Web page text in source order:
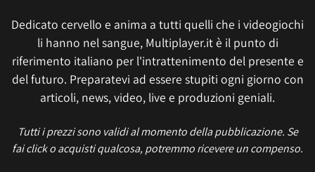
Dedicato cervello e anima a tutti quelli che i videogiochi
li hanno nel sangue, Multiplayer.it è il punto di
riferimento italiano per l'intrattenimento del presente e
del futuro. Preparatevi ad essere stupiti ogni giorno con
articoli, news, video, live e produzioni geniali.
Tutti i prezzi sono validi al momento della pubblicazione. Se
fai click o acquisti qualcosa, potremmo ricevere un compenso.